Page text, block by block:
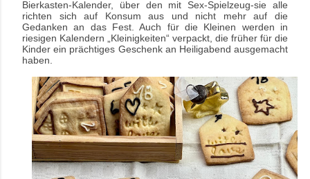
Bierkasten-Kalender, über den mit Sex-Spielzeug-sie alle
richten sich auf Konsum aus und nicht mehr auf die
Gedanken an das Fest. Auch für die Kleinen werden in
riesigen Kalendern „Kleinigkeiten“ verpackt, die früher für die
Kinder ein prächtiges Geschenk an Heiligabend ausgemacht
haben.